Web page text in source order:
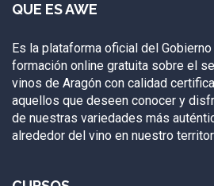
QUE ES AWE
Es la plataforma oficial del
formación online gratuita sobre el
vinos de Aragón con calidad
aquellos que deseen conocer y
de nuestras variedades más
alrededor del vino en nuestro